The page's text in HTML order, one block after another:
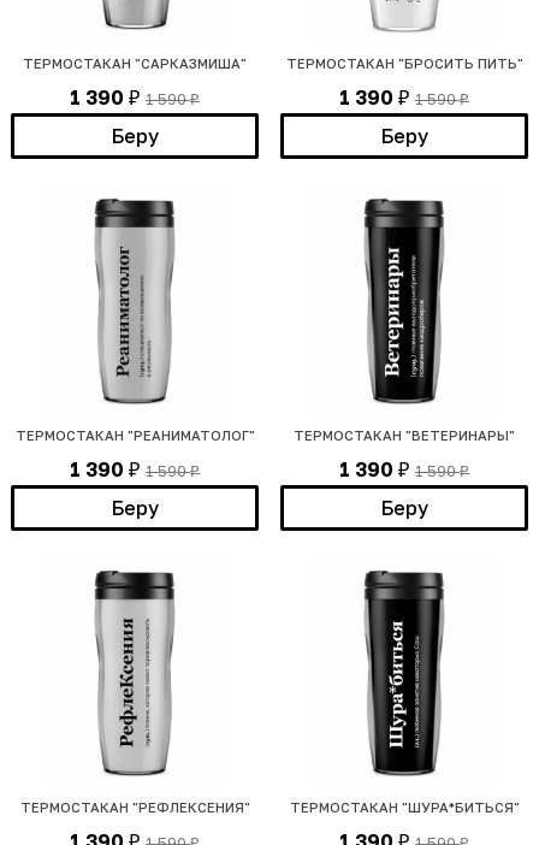
ТЕРМОСТАКАН "САРКАЗМИША"
1 390 ₽ 1 590₽
Беру
ТЕРМОСТАКАН "БРОСИТЬ ПИТЬ"
1 390 ₽ 1 590₽
Беру
ТЕРМОСТАКАН "РЕАНИМАТОЛОГ"
1 390 ₽ 1 590₽
Беру
ТЕРМОСТАКАН "ВЕТЕРИНАРЫ"
1 390 ₽ 1 590₽
Беру
ТЕРМОСТАКАН "РЕФЛЕКСЕНИЯ"
₽
ТЕРМОСТАКАН "ШУРА*БИТЬСЯ"
₽